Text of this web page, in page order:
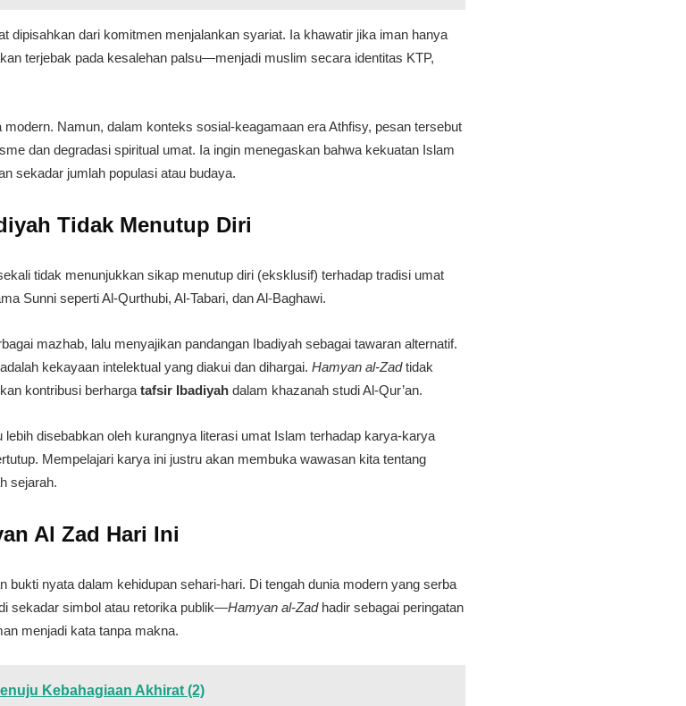
dipisahkan dari komitmen menjalankan syariat. Ia khawatir jika iman hanya
terjebak pada kesalehan palsu—menjadi muslim secara identitas KTP,
Namun, dalam konteks sosial-keagamaan era Athfisy, pesan tersebut
dan degradasi spiritual umat. Ia ingin menegaskan bahwa kekuatan Islam
sekadar jumlah populasi atau budaya.
Tidak Menutup Diri
tidak menunjukkan sikap menutup diri (eksklusif) terhadap tradisi umat
Sunni seperti Al-Qurthubi, Al-Tabari, dan Al-Baghawi.
mazhab, lalu menyajikan pandangan Ibadiyah sebagai tawaran alternatif.
kekayaan intelektual yang diakui dan dihargai. Hamyan al-Zadtidak
kontribusi berharga tafsir Ibadiyah dalam khazanah studi Al-Qur’an.
disebabkan oleh kurangnya literasi umat Islam terhadap karya-karya
Mempelajari karya ini justru akan membuka wawasan kita tentang
sejarah.
Al Zad Hari Ini
nyata dalam kehidupan sehari-hari. Di tengah dunia modern yang serba
sekadar simbol atau retorika publik—Hamyan al-Zadhadir sebagai peringatan
menjadi kata tanpa makna.
Kebahagiaan Akhirat (2)